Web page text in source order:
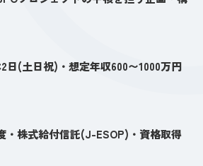
日(土日祝)・想定年収600〜1000万円
・株式給付信託(J-ESOP)・資格取得